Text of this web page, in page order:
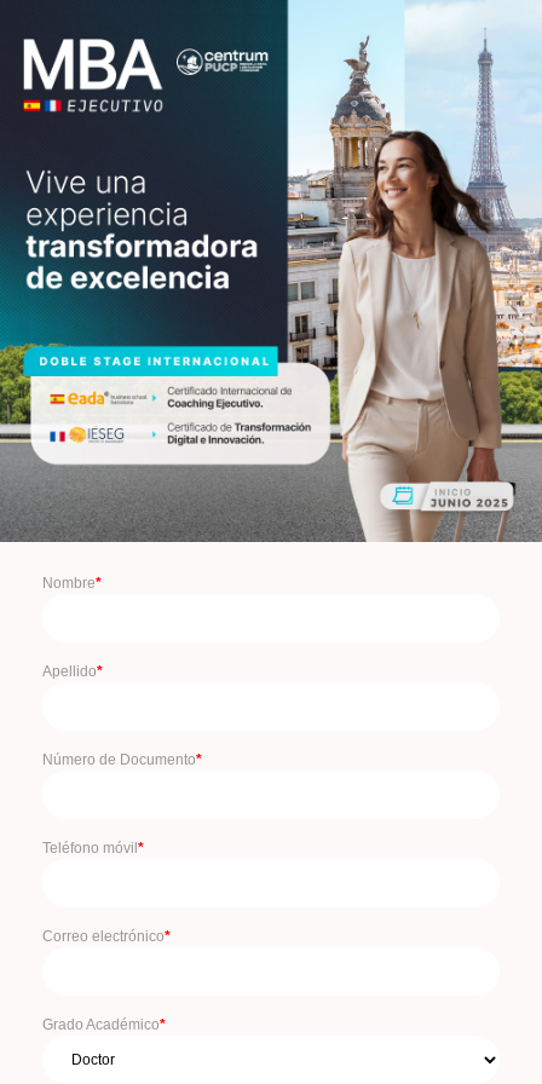
Nombre*
Apellido*
Número de Documento*
Teléfono móvil *
Correo electrónico*
Grado Académico*